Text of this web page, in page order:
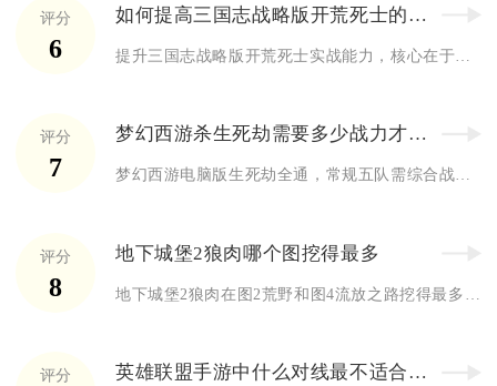
评分
6
如何提高三国志战略版开荒死士的实战能力
评分
7
梦幻西游杀生死劫需要多少战力才能通关
梦幻西游电脑版生死劫全通，常规五队需综合战力8000万左右；...
评分
8
地下城堡2狼肉哪个图挖得最多
评分 英雄联盟手游中什么对线最不适合锤石